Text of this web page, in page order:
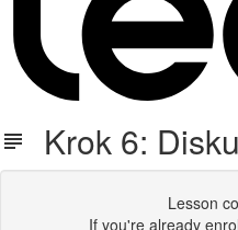
Krok 6:
Lesson
If you're already